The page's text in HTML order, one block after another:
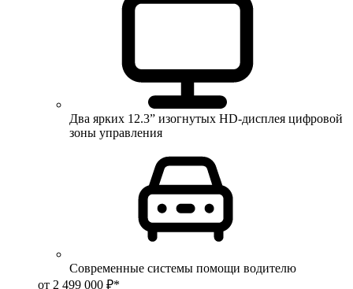
Два ярких 12.3” изогнутых HD-дисплея цифровой
зоны управления
Современные системы помощи водителю
от 2 499 000 ₽*